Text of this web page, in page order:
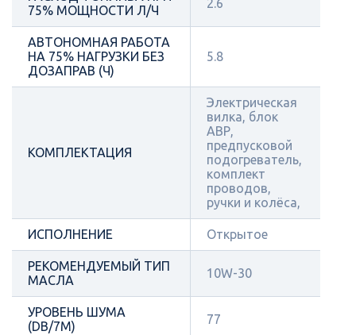
75% МОЩНОСТИ Л/Ч
2.6
АВТОНОМНАЯ РАБОТА
НА 75% НАГРУЗКИ БЕЗ
ДОЗАПРАВ (Ч)
5.8
КОМПЛЕКТАЦИЯ
Электрическая
вилка, блок
АВР,
предпусковой
подогреватель,
комплект
проводов,
ручки и колёса,
ИСПОЛНЕНИЕ Открытое
РЕКОМЕНДУЕМЫЙ ТИП
МАСЛА
10W-30
УРОВЕНЬ ШУМА
(DB/7М)
77